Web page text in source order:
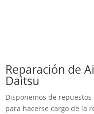
Reparación de
Daitsu
Disponemos de
para hacerse cargo de la